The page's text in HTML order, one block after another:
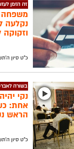
זה הזמן
משפחה
נקלעה
וזקוקה
כ"ט סיון
בשורה
נקי
אחת:
הראש
כ"ט סיון